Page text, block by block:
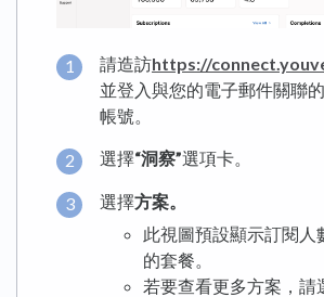
請造訪https://
並登入與您的電子郵件關聯
帳號。
選擇“洞察”選項卡。
選擇方案。
此視圖預設顯示訂閱人
的套餐。
若要查看更多方案，請